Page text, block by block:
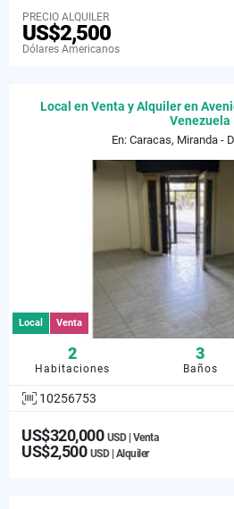
PRECIO ALQUILER
US$2,500
Dólares Americanos
Local en Venta y Alquiler en
Venezuela
En: Caracas, Miranda -
Local Venta
2
Habitaciones
3
Baños
10256753
US$320,000 USD | Venta
US$2,500 USD | Alquiler